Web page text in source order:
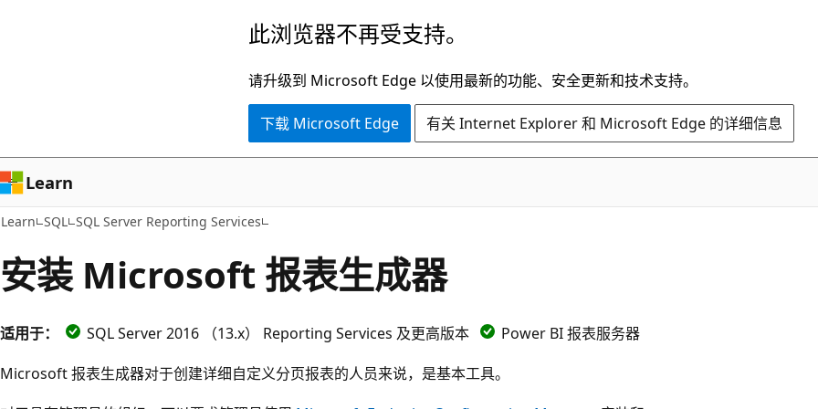
容
此浏览器不再受支持。
请升级到 Microsoft Edge 以使用最新的功能、安全更新和技术支持。
下载 Microsoft Edge 有关 Internet Explorer 和 Microsoft Edge 的详细信息
Learn
Learn SQL SQL Server Reporting Services
安装 Microsoft 报表生成器
适用于： SQL Server 2016 （13.x） Reporting Services 及更高版本
Power BI 报表服务器
Microsoft 报表生成器对于创建详细自定义分页报表的人员来说，是基本工具。